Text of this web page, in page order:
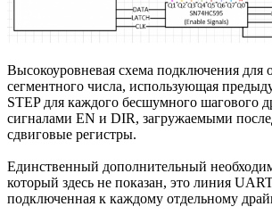
Высокоуровневая схема подключения для
сегментного числа, использующая
STEP для каждого бесшумного шагового
сигналами EN и DIR, загружаемыми
сдвиговые регистры.
Единственный дополнительный
который здесь не показан, это линия
подключенная к каждому отдельному